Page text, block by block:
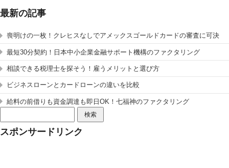
最新の記事
喪明けの一枚！クレヒスなしでアメックスゴールドカードの審査に可決
最短30分契約！日本中小企業金融サポート機構のファクタリング
相談できる税理士を探そう！雇うメリットと選び方
ビジネスローンとカードローンの違いを比較
給料の前借りも資金調達も即日OK！七福神のファクタリング
索:
スポンサードリンク